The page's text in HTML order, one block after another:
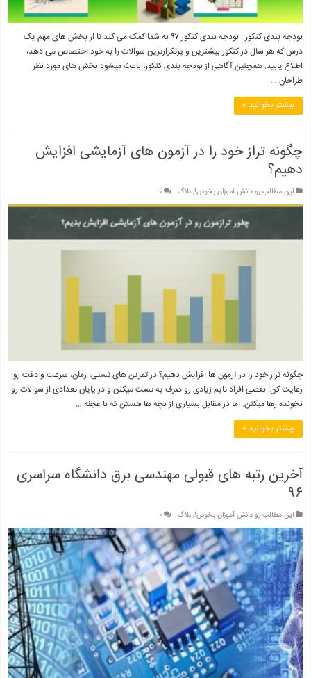
بودجه بندی کنکور : بودجه بندی کنکور ۹۷ به شما کمک می کند تا از بخش های مهم یک
درس که هر سال در کنکور بیشترین و پرتکرارترین سوالات را به خود اختصاص می دهد،
اطلاع یابید. همچنین آگاهی از بودجه بندی کنکور، باعث میشود بخش های مورد نظر
طراحان …
بیشتر بخوانید »
چگونه تراز خود را در آزمون های آزمایشی افزایش
دهیم؟
این مطالب رو دانش آموزان بخونن!,بلاگ ۰
چگونه تراز خود را در آزمون ها افزایش دهیم؟ در تمرین های تستی، زمان، سرعت و دقت رو
رعایت کن! بعضی افراد تایم زیادی رو صرف یه تست میکنن و در پایان تعدادی از سوالات رو
نخونده رها میکنن. اما در مقابل بسیاری از بچه ها هستن که با عجله …
بیشتر بخوانید »
آخرین رتبه های قبولی مهندسی برق دانشگاه سراسری
۹۶
این مطالب رو دانش آموزان بخونن!,بلاگ ۰